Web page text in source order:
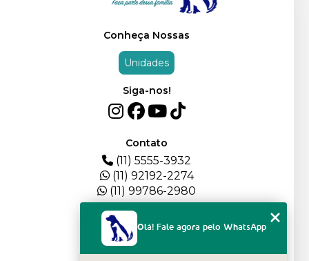
Conheça Nossas
Unidades
Siga-nos!
Contato
(11) 5555-3932
(11) 92192-2274
(11) 99786-2980
QUEM SOMOS
Olá! Fale agora pelo WhatsApp